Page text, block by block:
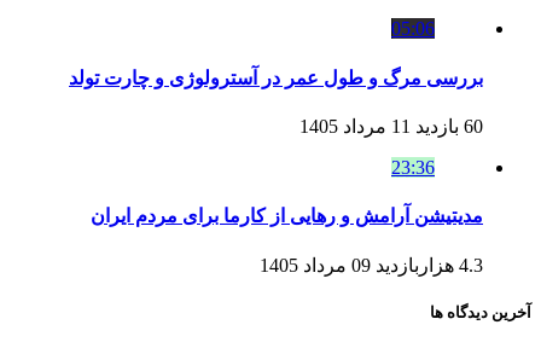
05:06
بررسی مرگ و طول عمر در آسترولوژی و چارت تولد
60 بازدید
11 مرداد 1405
23:36
مدیتیشن آرامش و رهایی از کارما برای مردم ایران
4.3 هزاربازدید 09 مرداد 1405
آخرین دیدگاه ها